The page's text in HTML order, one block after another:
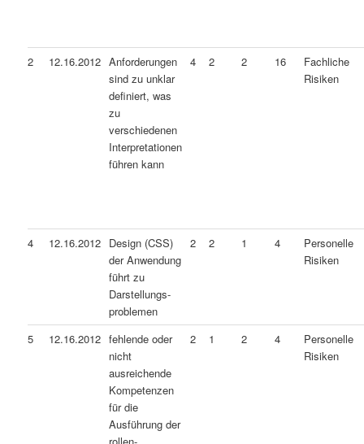
2 12.16.2012 Anforderungen
sind zu unklar
definiert, was
zu
verschiedenen
Interpretationen
führen kann
4 2 2 16
Fachliche
Risiken
4 12.16.2012 Design (CSS)
der Anwendung
führt zu
Darstellungs-
problemen
2 2 1 4
Personelle
Risiken
5 12.16.2012 fehlende oder
nicht
ausreichende
Kompetenzen
für die
Ausführung der
2 1 2 4
Personelle
Risiken